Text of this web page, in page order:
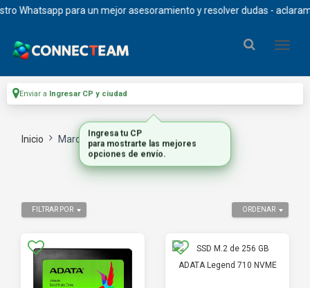
para un mejor asesoramiento y resolver dudas -
Enviar a Ingresar CP y ciudad
Inicio Marca ADATA
ORDENAR
FILTRAR POR